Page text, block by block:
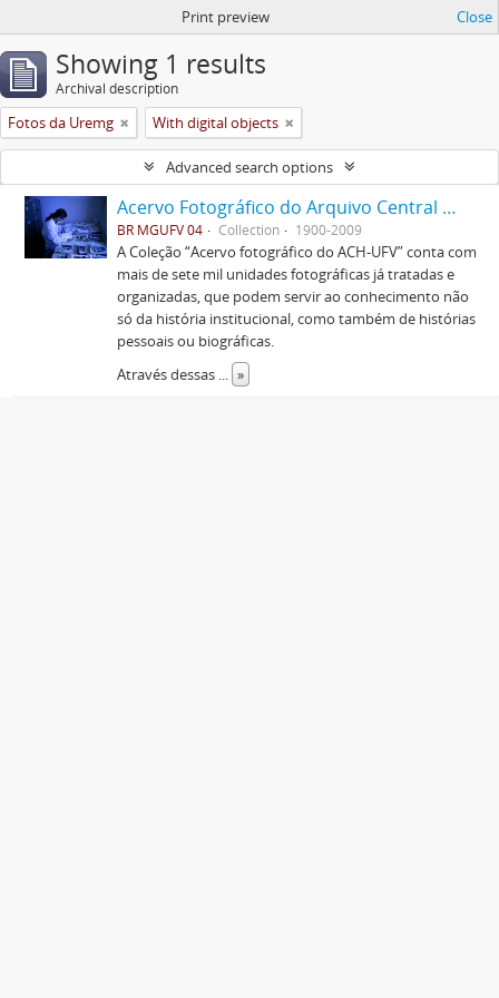
Print preview Close
Showing 1 results
Archival description
Fotos da Uremg With digital objects
Advanced search options
Acervo Fotográfico do Arquivo Central Histórico da UFV
BR MGUFV 04 Collection 1900-2009
A Coleção “Acervo fotográfico do ACH-UFV” conta com
mais de sete mil unidades fotográficas já tratadas e
organizadas, que podem servir ao conhecimento não
só da história institucional, como também de histórias
pessoais ou biográficas.
Através dessas ... »